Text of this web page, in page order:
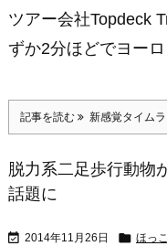
ツアー会社Topdeck
ずか2分ほどでヨー
記事を読む 新感覚タイム
脱力系二足歩行動物
話題に
 2014年11月26日  ほっ